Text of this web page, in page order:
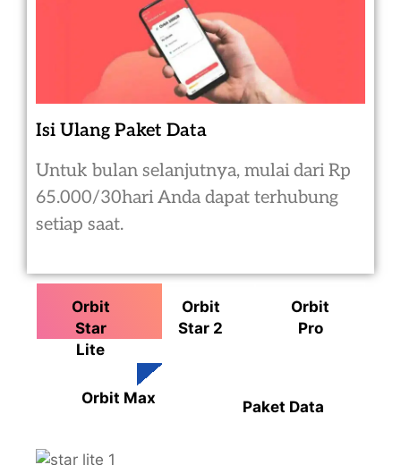
Isi Ulang Paket Data
Untuk bulan selanjutnya, mulai dari Rp
65.000/30hari Anda dapat terhubung
setiap saat.
Orbit
Star
Lite
Orbit
Star 2
Orbit
Pro
Orbit Max Paket Data